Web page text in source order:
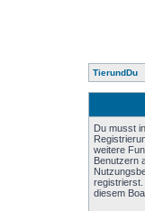
TierundDu
Du musst
weitere
Benutzern
registrierst.
diesem